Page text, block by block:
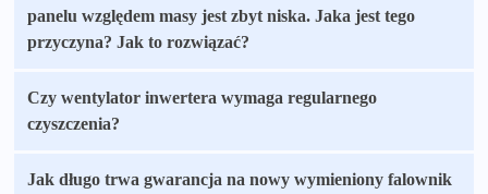
panelu względem masy jest zbyt niska. Jaka jest tego
przyczyna? Jak to rozwiązać?
Czy wentylator inwertera wymaga regularnego
czyszczenia?
Jak długo trwa gwarancja na nowy wymieniony falownik